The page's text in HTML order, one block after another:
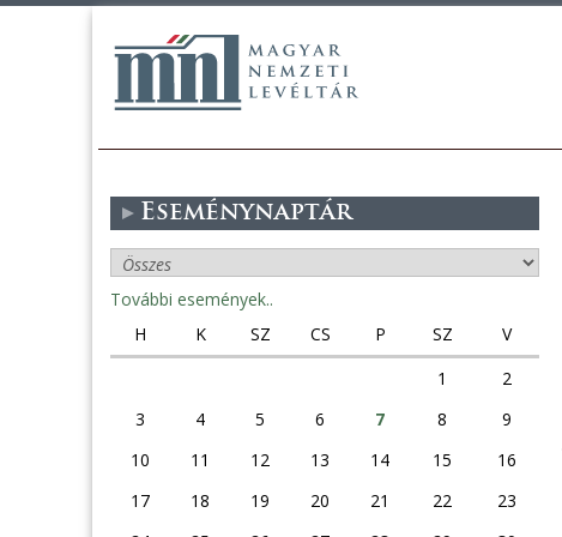
Eseménynaptár
További események..
H
K SZ CS P SZ
V
1
2
3
4 5 6 7 8
9
10
11 12 13 14 15
16
17
18 19 20 21 22
23